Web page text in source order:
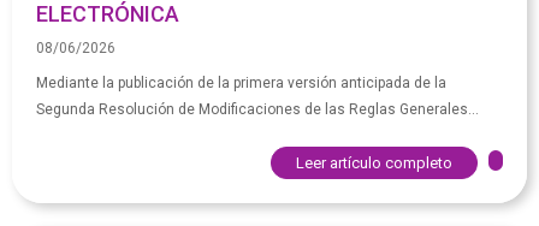
ELECTRÓNICA
08/06/2026
Mediante la publicación de la primera versión anticipada de la
Segunda Resolución de Modificaciones de las Reglas Generales...
Leer artículo completo